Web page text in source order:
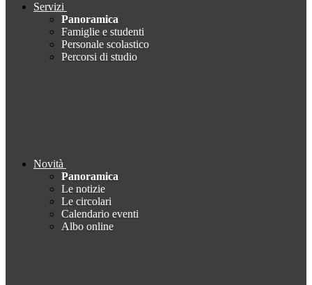
Servizi
Panoramica
Famiglie e studenti
Personale scolastico
Percorsi di studio
Novità
Panoramica
Le notizie
Le circolari
Calendario eventi
Albo online